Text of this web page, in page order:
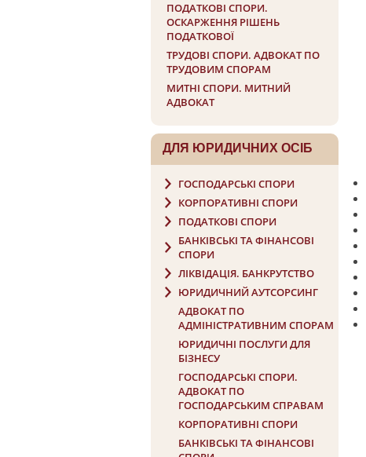
ПОДАТКОВІ СПОРИ.
ОСКАРЖЕННЯ РІШЕНЬ
ПОДАТКОВОЇ
ТРУДОВІ СПОРИ. АДВОКАТ ПО
ТРУДОВИМ СПОРАМ
МИТНІ СПОРИ. МИТНИЙ
АДВОКАТ
ДЛЯ ЮРИДИЧНИХ ОСIБ
ГОСПОДАРСЬКІ СПОРИ
КОРПОРАТИВНІ СПОРИ
ПОДАТКОВІ СПОРИ
БАНКІВСЬКІ ТА ФІНАНСОВІ
СПОРИ
ЛІКВІДАЦІЯ. БАНКРУТСТВО
ЮРИДИЧНИЙ АУТСОРСИНГ
АДВОКАТ ПО
АДМІНІСТРАТИВНИМ СПОРАМ
ЮРИДИЧНІ ПОСЛУГИ ДЛЯ
БІЗНЕСУ
ГОСПОДАРСЬКI СПОРИ.
АДВОКАТ ПО
ГОСПОДАРСЬКИМ СПРАВАМ
КОРПОРАТИВНІ СПОРИ
БАНКІВСЬКІ ТА ФІНАНСОВІ